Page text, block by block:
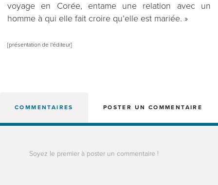
voyage en Corée, entame une relation avec un
homme à qui elle fait croire qu’elle est mariée. »
[présentation de l'éditeur]
COMMENTAIRES POSTER UN COMMENTAIRE
Soyez le premier à poster un commentaire !